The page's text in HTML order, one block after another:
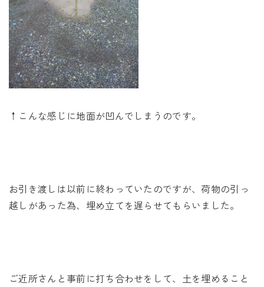
↑こんな感じに地面が凹んでしまうのです。
お引き渡しは以前に終わっていたのですが、荷物の引っ
越しがあった為、埋め立てを遅らせてもらいました。
ご近所さんと事前に打ち合わせをして、土を埋めること